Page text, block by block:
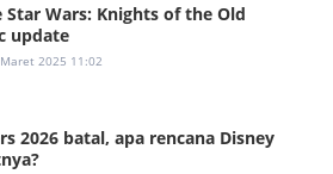
Star Wars: Knights of the Old
update
2025 11:02
2026 batal, apa rencana Disney